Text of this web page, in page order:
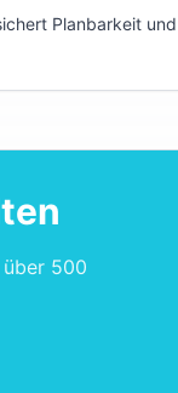
Planbarkeit
500